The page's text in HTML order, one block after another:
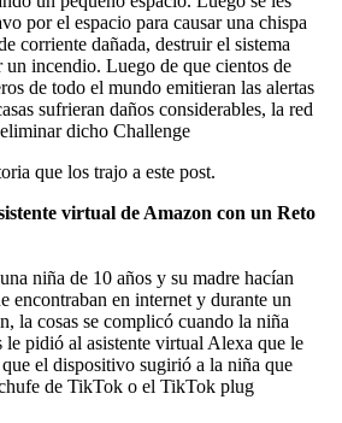
por el espacio para causar una chispa
corriente dañada, destruir el sistema
un incendio. Luego de que cientos de
de todo el mundo emitieran las alertas
sufrieran daños considerables, la red
dicho Challenge
que los trajo a este post.
virtual de Amazon con un Reto
niña de 10 años y su madre hacían
encontraban en internet y durante un
la cosas se complicó cuando la niña
le pidió al asistente virtual Alexa que le
el dispositivo sugirió a la niña que
de TikTok o el TikTok plug